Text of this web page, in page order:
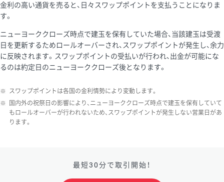
金利の高い通貨を売ると、日々スワップポイントを支払うことになりま
す。
ニューヨーククローズ時点で建玉を保有していた場合、当該建玉は受渡
日を更新するためロールオーバーされ、スワップポイントが発生し、余力
に反映されます。スワップポイントの受払いが行われ、出金が可能にな
るのは約定日のニューヨーククローズ後となります。
※ スワップポイントは各国の金利情勢により変動します。
※
国内外の祝祭日の影響により、ニューヨーククローズ時点で建玉を保有していて
もロールオーバーが行われないため、スワップポイントが発生しない営業日があ
ります。
最短30分で取引開始！